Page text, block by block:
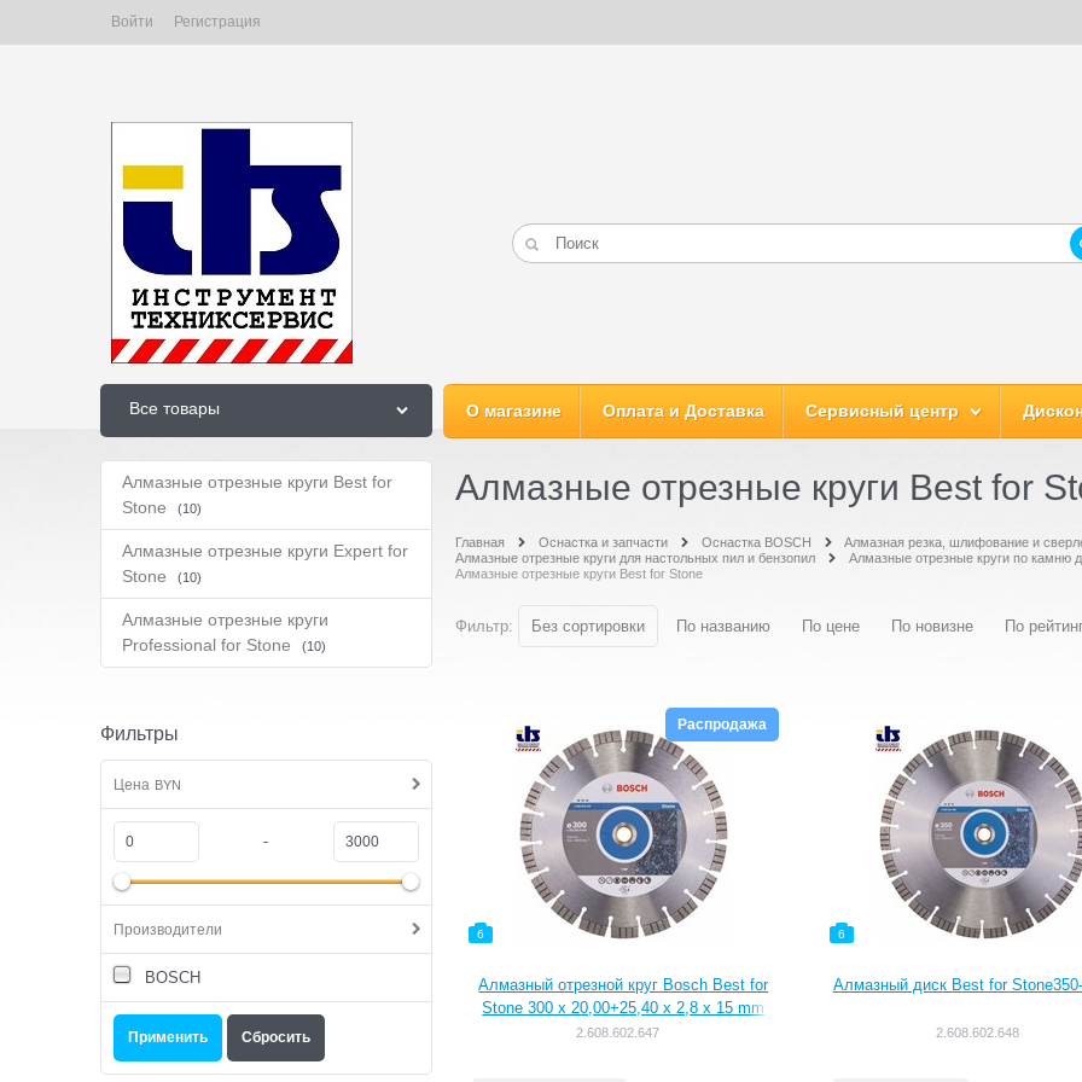
Войти Регистрация
Все товары О магазине Оплата и Доставка Сервисный центр
Алмазные отрезные круги Best for
Stone
(10)
Алмазные отрезные круги Expert for
Stone
(10)
Алмазные отрезные круги
Professional for Stone
(10)
Фильтры
Цена BYN
-
Производители
BOSCH
Алмазные отрезные круги Best for
Главная Оснастка и запчасти Оснастка BOSCH
Алмазная резка, шлифование и
Алмазные отрезные круги для настольных пил и бензопил
Алмазные отрезные круги по камню
Алмазные отрезные круги Best for Stone
Фильтр: Без сортировки По названию По цене По новизне По
6
Алмазный отрезной круг Bosch Best for
Stone 300 x 20,00+25,40 x 2,8 x 15 mm
[2608602647]
2.608.602.647
Распродажа
6
Алмазный диск Best for
2.608.602.648